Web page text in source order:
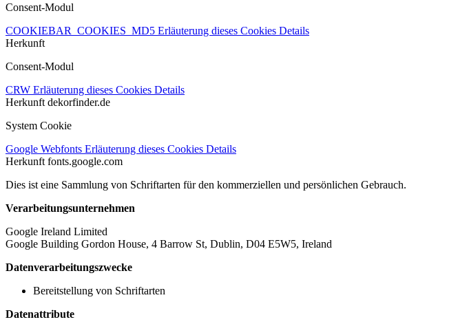
Consent-Modul
COOKIEBAR_COOKIES_MD5 Erläuterung dieses Cookies Details
Herkunft
Consent-Modul
CRW Erläuterung dieses Cookies Details
Herkunft dekorfinder.de
System Cookie
Google Webfonts Erläuterung dieses Cookies Details
Herkunft fonts.google.com
Dies ist eine Sammlung von Schriftarten für den kommerziellen und persönlichen Gebrauch.
Verarbeitungsunternehmen
Google Ireland Limited
Google Building Gordon House, 4 Barrow St, Dublin, D04 E5W5, Ireland
Datenverarbeitungszwecke
Bereitstellung von Schriftarten
Datenattribute